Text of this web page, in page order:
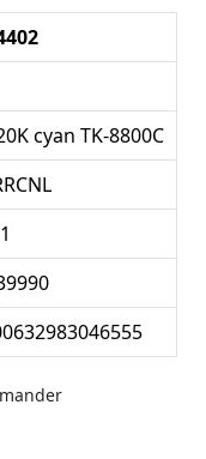
cyan TK-8800C
1